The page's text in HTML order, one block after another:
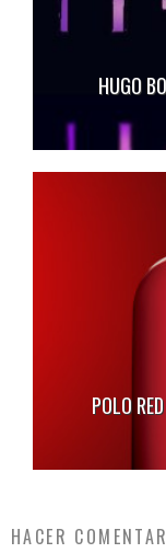
HUGO
POLO
HACER